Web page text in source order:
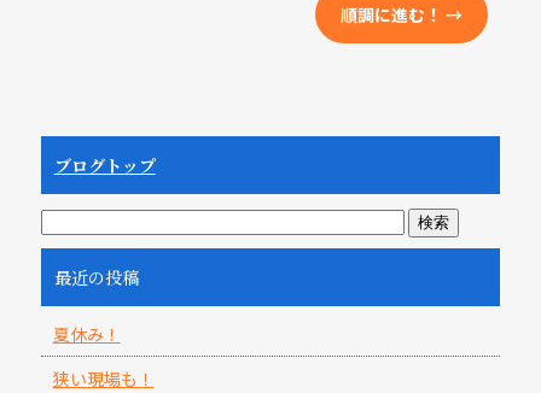
順調に進む！→
ブログトップ
最近の投稿
夏休み！
狭い現場も！